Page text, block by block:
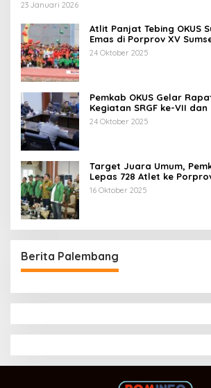
23 Januari 2026
Atlit Panjat Tebing OKUS
Emas di Porprov XV
24 Oktober 2025
Pemkab OKUS Gelar
Kegiatan SRGF ke-VII dan
Tahun 2025
24 Oktober 2025
Target Juara Umum,
Lepas 728 Atlet ke
16 Oktober 2025
Berita Palembang